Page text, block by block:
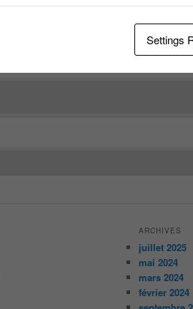
ARCHIVES
juillet 2025
mai 2024
mars 2024
février 2024
Settings